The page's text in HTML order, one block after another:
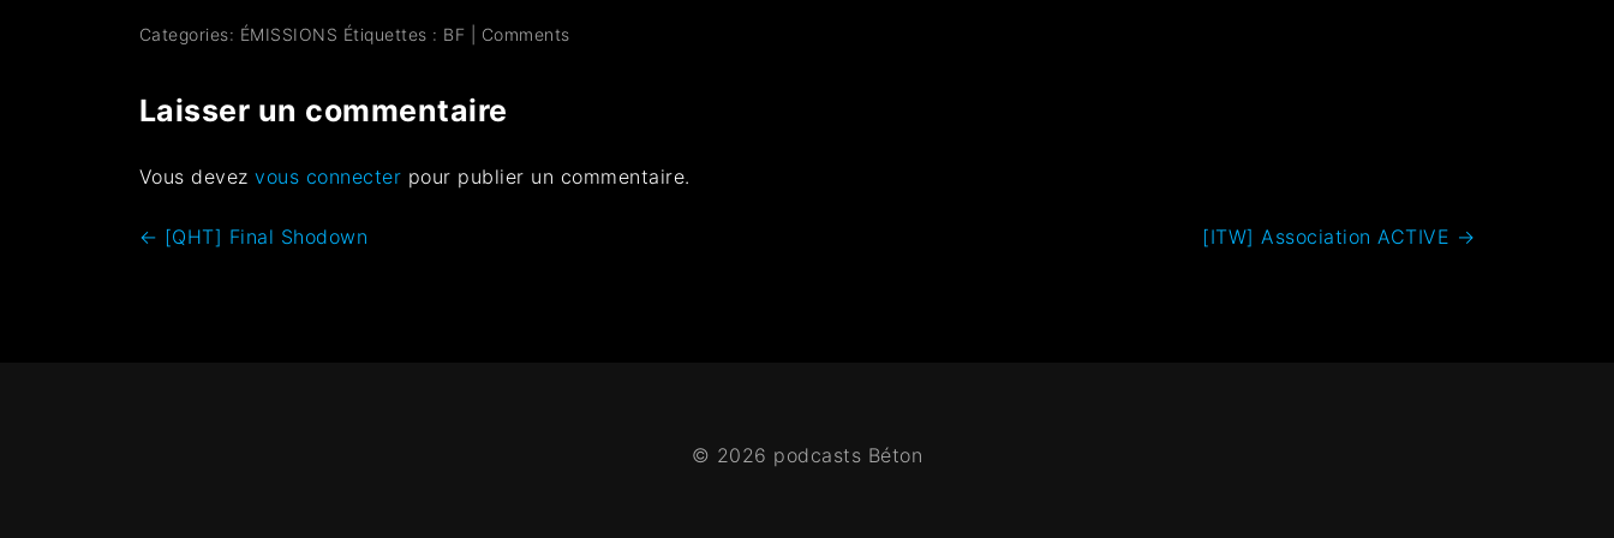
Categories: ÉMISSIONS Étiquettes : BF Comments
Laisser un commentaire
Vous devezvous connecter pour publier un commentaire.
← [QHT] Final Shodown [ITW] Association ACTIVE →
© 2026 podcasts Béton